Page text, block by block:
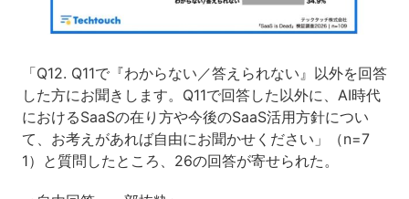
「Q12. Q11で『わからない／答えられない』以外を回答
した方にお聞きします。Q11で回答した以外に、AI時代
におけるSaaSの在り方や今後のSaaS活用方針につい
て、お考えがあれば自由にお聞かせください」（n=7
1）と質問したところ、26の回答が寄せられた。